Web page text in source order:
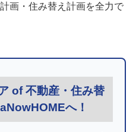
画・住み替え計画を全力で
of 不動産・住み替
へ！